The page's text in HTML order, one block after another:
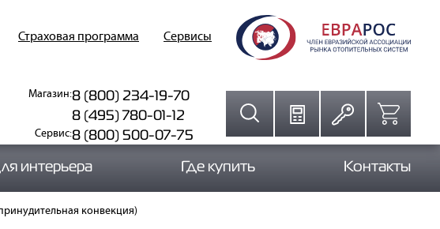
Страховая программа Сервисы
Магазин:8 (800) 234-19-70
8 (495) 780-01-12
Сервис:8 (800) 500-07-75
интерьера Где купить Контакты
конвекция)